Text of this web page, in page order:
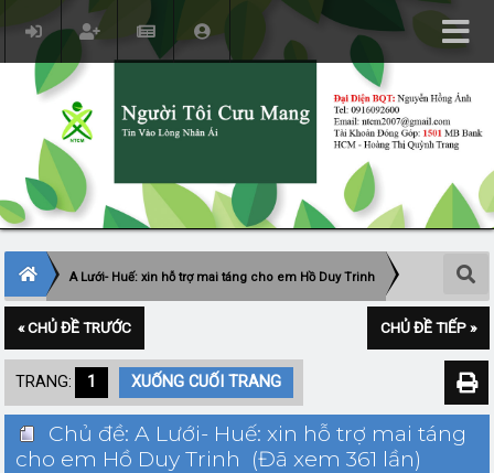
A Lưới- Huế: xin hỗ trợ mai táng cho em Hồ Duy Trinh
« CHỦ ĐỀ TRƯỚC CHỦ ĐỀ TIẾP »
TRANG: 1 XUỐNG CUỐI TRANG
Chủ đề: A Lưới- Huế: xin hỗ trợ mai táng
cho em Hồ Duy Trinh (Đã xem 361 lần)